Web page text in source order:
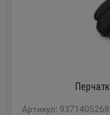
Артикул: